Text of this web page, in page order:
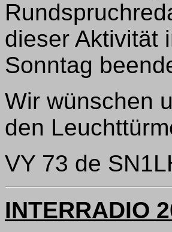
dieser Aktivität
Sonntag
Wir wünschen
den
VY 73 de
INTERRADIO